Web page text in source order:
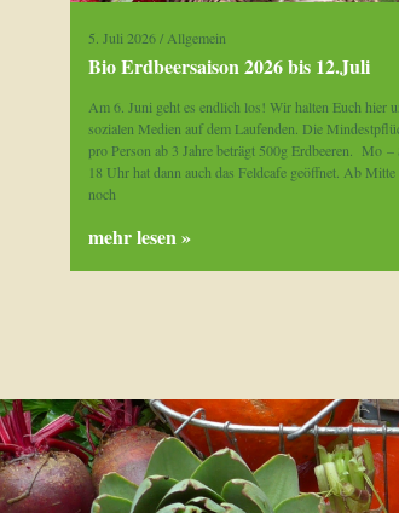
5. Juli 2026 / Allgemein
Bio Erdbeersaison 2026 bis 12.Juli
Am 6. Juni geht es endlich los! Wir halten Euch hier
sozialen Medien auf dem Laufenden. Die
pro Person ab 3 Jahre beträgt 500g Erdbeeren. Mo –
18 Uhr hat dann auch das Feldcafe geöffnet. Ab
noch
mehr lesen »